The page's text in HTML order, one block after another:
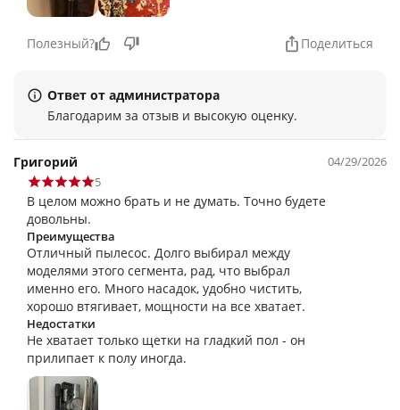
Полезный? Поделиться
Ответ от администратора
Благодарим за отзыв и высокую оценку.
Григорий
04/29/2026
5
В целом можно брать и не думать. Точно будете
довольны.
Преимущества
Отличный пылесос. Долго выбирал между
моделями этого сегмента, рад, что выбрал
именно его. Много насадок, удобно чистить,
хорошо втягивает, мощности на все хватает.
Недостатки
Не хватает только щетки на гладкий пол - он
прилипает к полу иногда.